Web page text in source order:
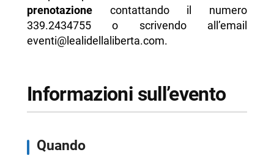
prenotazionecontattando il numero
339.2434755 o scrivendo all’email
eventi@lealidellaliberta.com.
Informazioni sull’evento
Quando